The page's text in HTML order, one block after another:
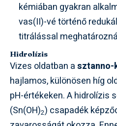
kémiában gyakran
vas(II)-vé történő
titrálással
Hidrolízis
Vizes oldatban a
hajlamos, különösen híg
pH-értékeken. A hidrolízis
(Sn(OH)2) csapadék